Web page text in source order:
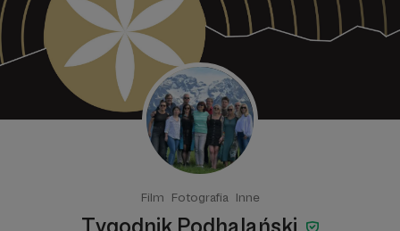
Film Fotografia Inne